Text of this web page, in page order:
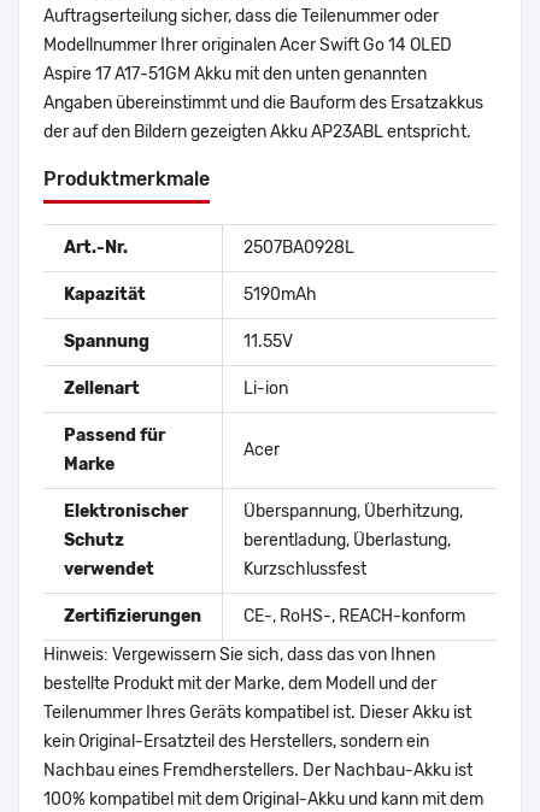
Auftragserteilung sicher, dass die Teilenummer oder
Modellnummer Ihrer originalen Acer Swift Go 14 OLED
Aspire 17 A17-51GM Akku mit den unten genannten
Angaben übereinstimmt und die Bauform des Ersatzakkus
der auf den Bildern gezeigten Akku AP23ABL entspricht.
Produktmerkmale
Art.-Nr. 2507BA0928L
Kapazität 5190mAh
Spannung 11.55V
Zellenart Li-ion
Passend für
Marke
Acer
Elektronischer
Schutz
verwendet
Überspannung, Überhitzung,
berentladung, Überlastung,
Kurzschlussfest
Zertifizierungen
CE-, RoHS-, REACH-konform
Hinweis: Vergewissern Sie sich, dass das von Ihnen
bestellte Produkt mit der Marke, dem Modell und der
Teilenummer Ihres Geräts kompatibel ist. Dieser Akku ist
kein Original-Ersatzteil des Herstellers, sondern ein
Nachbau eines Fremdherstellers. Der Nachbau-Akku ist
100% kompatibel mit dem Original-Akku und kann mit dem